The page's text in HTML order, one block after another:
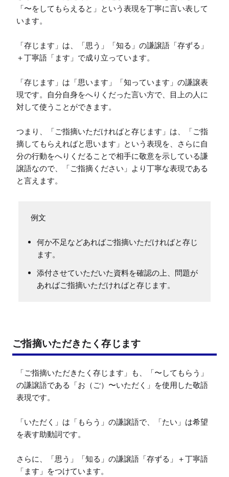
「〜をしてもらえると」という表現を丁寧に言い表して
います。
「存じます」は、「思う」「知る」の謙譲語「存ずる」
＋丁寧語「ます」で成り立っています。
「存じます」は「思います」「知っています」の謙譲表
現です。自分自身をへりくだった言い方で、目上の人に
対して使うことができます。
つまり、「ご指摘いただければと存じます」は、「ご指
摘してもらえればと思います」という表現を、さらに自
分の行動をへりくだることで相手に敬意を示している謙
譲語なので、「ご指摘ください」より丁寧な表現である
何か不足などあればご指摘いただければと存じ
ます。
添付させていただいた資料を確認の上、問題が
あればご指摘いただければと存じます。
ご指摘いただきたく存じます
「ご指摘いただきたく存じます」も、「〜してもらう」
の謙譲語である「お（ご）〜いただく」を使用した敬語
表現です。
「いただく」は「もらう」の謙譲語で、「たい」は希望
を表す助動詞です。
さらに、「思う」「知る」の謙譲語「存ずる」＋丁寧語
「ます」をつけています。